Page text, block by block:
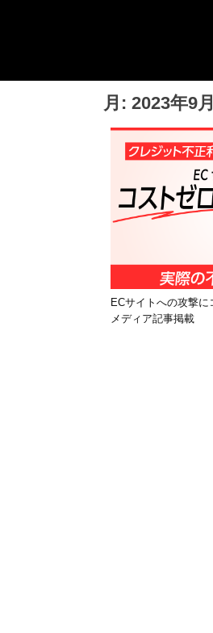
チング チョッピーデイズ
月: 2023年9月
ECサイトへの攻撃
メディア記事掲載